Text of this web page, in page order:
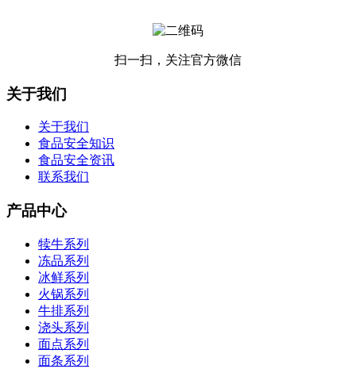
扫一扫，关注官方微信
关于我们
关于我们
食品安全知识
食品安全资讯
联系我们
产品中心
犊牛系列
冻品系列
冰鲜系列
火锅系列
牛排系列
浇头系列
面点系列
面条系列